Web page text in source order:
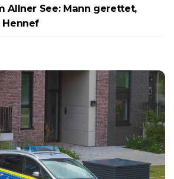
Allner See: Mann gerettet,
Hennef